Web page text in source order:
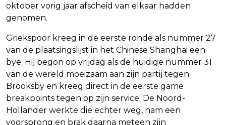
oktober vorig jaar afscheid van elkaar hadden
genomen.
Griekspoor kreeg in de eerste ronde als nummer 27
van de plaatsingslijst in het Chinese Shanghai een
bye. Hij begon op vrijdag als de huidige nummer 31
van de wereld moeizaam aan zijn partij tegen
Brooksby en kreeg direct in de eerste game
breakpoints tegen op zijn service. De Noord-
Hollander werkte die echter weg, nam een
voorsprong en brak daarna meteen zijn